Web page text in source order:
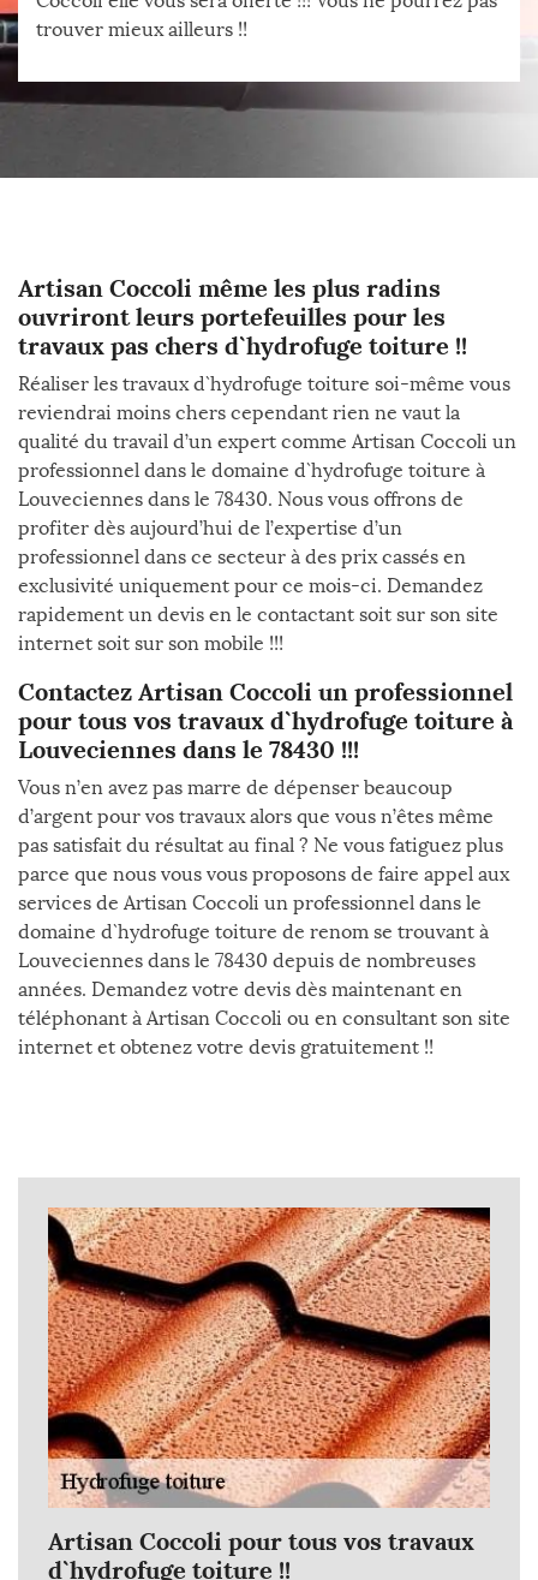
trouver mieux ailleurs !!
Artisan Coccoli même les plus radins
ouvriront leurs portefeuilles pour les
travaux pas chers d`hydrofuge toiture !!
Réaliser les travaux d`hydrofuge toiture soi-même vous
reviendrai moins chers cependant rien ne vaut la
qualité du travail d’un expert comme Artisan Coccoli un
professionnel dans le domaine d`hydrofuge toiture à
Louveciennes dans le 78430. Nous vous offrons de
profiter dès aujourd’hui de l’expertise d’un
professionnel dans ce secteur à des prix cassés en
exclusivité uniquement pour ce mois-ci. Demandez
rapidement un devis en le contactant soit sur son site
internet soit sur son mobile !!!
Contactez Artisan Coccoli un professionnel
pour tous vos travaux d`hydrofuge toiture à
Louveciennes dans le 78430 !!!
Vous n’en avez pas marre de dépenser beaucoup
d’argent pour vos travaux alors que vous n’êtes même
pas satisfait du résultat au final ? Ne vous fatiguez plus
parce que nous vous vous proposons de faire appel aux
services de Artisan Coccoli un professionnel dans le
domaine d`hydrofuge toiture de renom se trouvant à
Louveciennes dans le 78430 depuis de nombreuses
années. Demandez votre devis dès maintenant en
téléphonant à Artisan Coccoli ou en consultant son site
internet et obtenez votre devis gratuitement !!
Artisan Coccoli pour tous vos travaux
d`hydrofuge toiture !!